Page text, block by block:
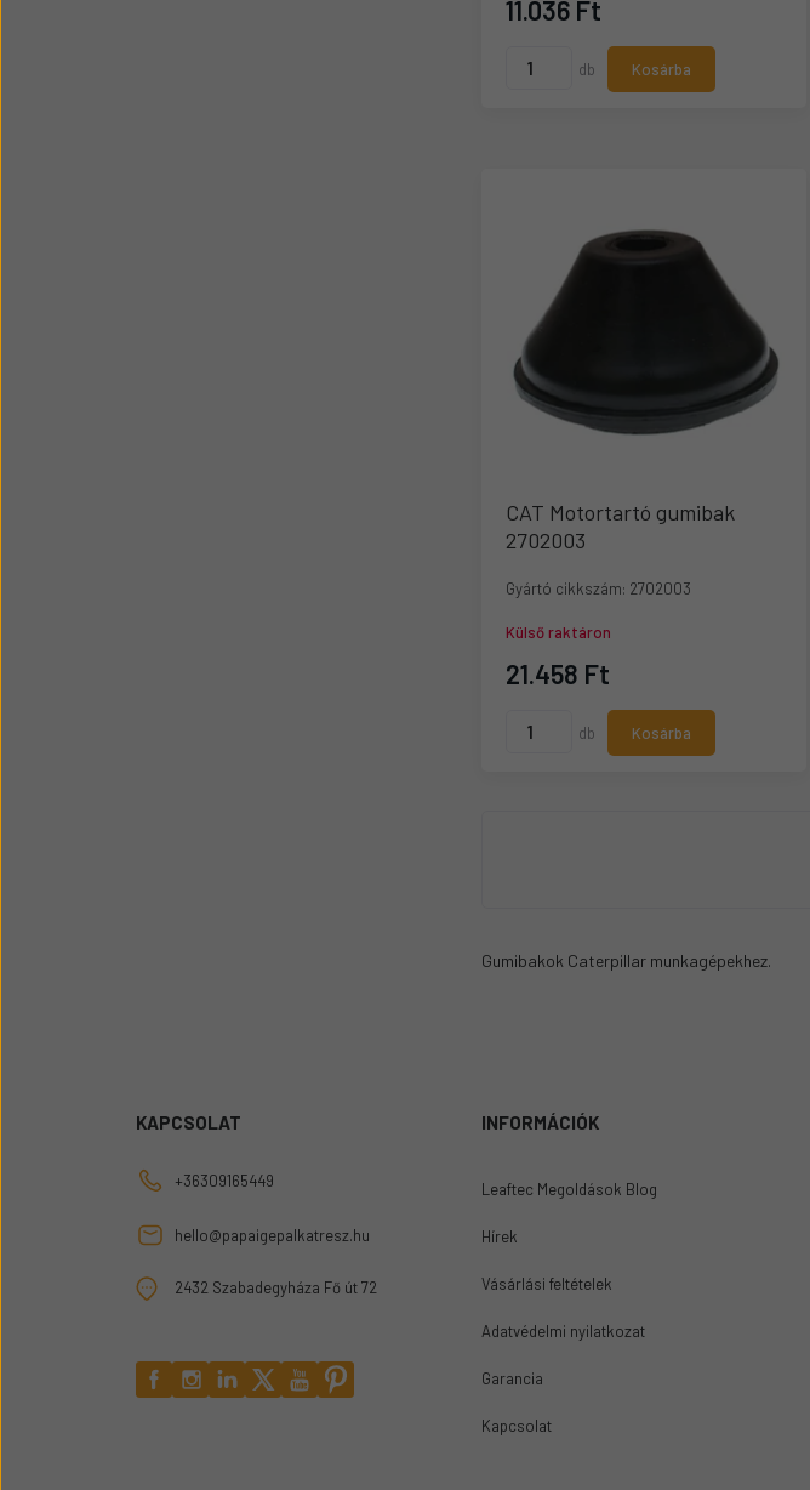
Kosárba
CAT Motortartó gumibak
Külső raktáron
Kosárba